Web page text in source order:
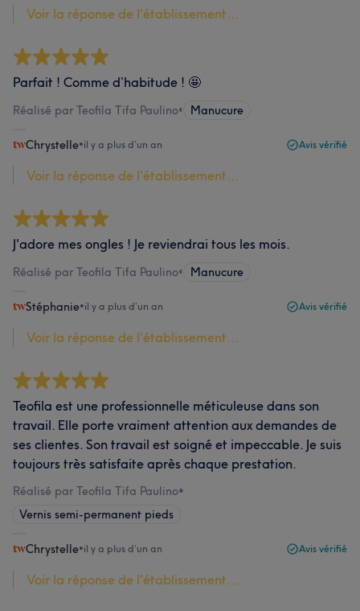
Voir la réponse de l'établissement...
Parfait ! Comme d’habitude ! 🤩
Réalisé par Teofila Tifa Paulino• Manucure
Chrystelle•il y a plus d’un an Avis vérifié
Voir la réponse de l'établissement...
J'adore mes ongles ! Je reviendrai tous les mois.
Réalisé par Teofila Tifa Paulino• Manucure
Stéphanie•il y a plus d’un an Avis vérifié
Voir la réponse de l'établissement...
Teofila est une professionnelle méticuleuse dans son
travail. Elle porte vraiment attention aux demandes de
ses clientes. Son travail est soigné et impeccable. Je suis
toujours très satisfaite après chaque prestation.
Réalisé par Teofila Tifa Paulino•
Vernis semi-permanent pieds
Chrystelle•il y a plus d’un an Avis vérifié
Voir la réponse de l'établissement...